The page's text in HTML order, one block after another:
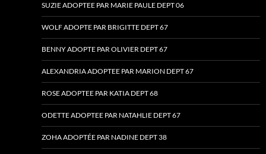
SUZIE ADOPTEE PAR MARIE PAULE DEPT 06
WOLF ADOPTE PAR BRIGITTE DEPT 67
BENNY ADOPTE PAR OLIVIER DEPT 67
ALEXANDRIA ADOPTEE PAR MARION DEPT 67
ROSE ADOPTEE PAR KATIA DEPT 68
ODETTE ADOPTEE PAR NATAHLIE DEPT 67
ZOHA ADOPTÉE PAR NADINE DEPT 38